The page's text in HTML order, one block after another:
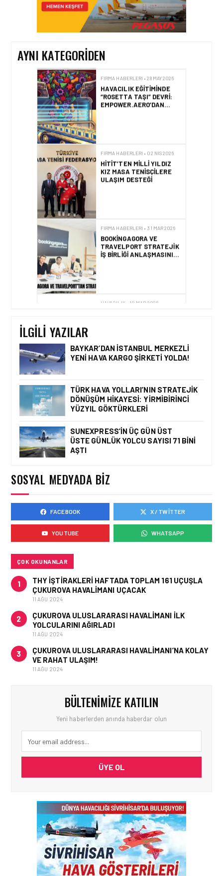
AYNI KATEGORIDEN
SOCAR TÜRKIYE’DEN
İSTANBUL
HAVALIMANI’NDA KRITIK
PROJE HAMLESI
HAVACILIK EĞITIMINDE
“ROSETTA TAŞI” DEVRI:
EMPOWER.AERO’DAN
CBTA-UNITY™ TANITILDI
HITIT’TEN MILLI YILDIZ
KIZ MASA TENISÇILERE
ULAŞIM DESTEĞI
BOOKINGAGORA VE
TRAVELPORT STRATEJIK
IŞ BIRLIĞI ANLAŞMASINI
YENILEDI!
AIR ASTANA
CAPITAL 500 BAŞARISI!
FIRMA HABERLERI • 23 TEM 2026
PROJE HAMLESI
FIRMA HABERLERI • 28 MAY 2026
HAVACILIK EĞITIMINDE
“ROSETTA TAŞI” DEVRI:
EMPOWER.AERO’DAN
İLGILI YAZILAR
BAYKAR’DAN İSTANBUL MERKEZLI
YENI HAVA KARGO ŞIRKETI YOLDA!
TÜRK HAVA YOLLARI’NIN STRATEJIK
DÖNÜŞÜM HIKAYESI: YIRMIBIRINCI
YÜZYIL GÖKTÜRKLERI
SUNEXPRESS’IN ÜÇ GÜN ÜST
ÜSTE GÜNLÜK YOLCU SAYISI 71 BINI
AŞTI
SOSYAL MEDYADA BIZ
FACEBOOK X / TWITTER
YOUTUBE WHATSAPP
ÇOK OKUNANLAR
1
THY IŞTIRAKLERI HAFTADA TOPLAM 161 UÇUŞLA
ÇUKUROVA HAVALIMANI UÇACAK
11 AĞU 2024
2
ÇUKUROVA ULUSLARARASI HAVALIMANI İLK
YOLCULARINI AĞIRLADI
11 AĞU 2024
3
ÇUKUROVA ULUSLARARASI HAVALIMANI’NA KOLAY
VE RAHAT ULAŞIM!
11 AĞU 2024
BÜLTENIMIZE KATILIN
Yeni haberlerden anında haberdar olun
ÜYE OL